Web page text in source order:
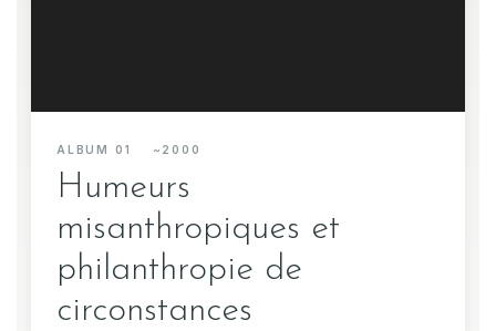
ALBUM 01 ~2000
Humeurs
misanthropiques et
philanthropie de
circonstances